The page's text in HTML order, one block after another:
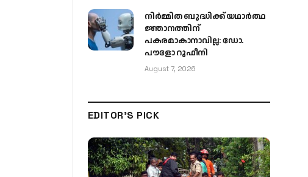
നിർമ്മിത ബുദ്ധിക്ക് യഥാർത്ഥ
ജ്ഞാനത്തിന്
പകരമാകാനാവില്ല: ഡോ.
പൗളോ റുഫീനി
August 7, 2026
EDITOR'S PICK